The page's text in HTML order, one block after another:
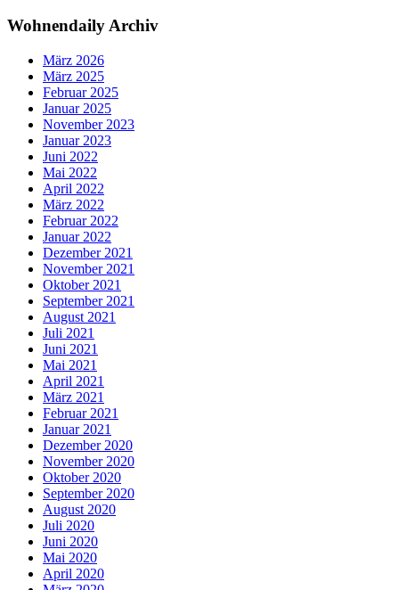
Wohnendaily Archiv
März 2026
März 2025
Februar 2025
Januar 2025
November 2023
Januar 2023
Juni 2022
Mai 2022
April 2022
März 2022
Februar 2022
Januar 2022
Dezember 2021
November 2021
Oktober 2021
September 2021
August 2021
Juli 2021
Juni 2021
Mai 2021
April 2021
März 2021
Februar 2021
Januar 2021
Dezember 2020
November 2020
Oktober 2020
September 2020
August 2020
Juli 2020
Juni 2020
Mai 2020
April 2020